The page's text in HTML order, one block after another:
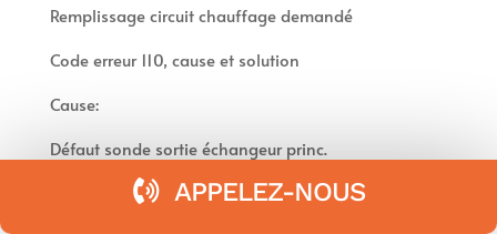
Remplissage circuit chauffage demandé
Code erreur 110, cause et solution
Cause:
Défaut sonde sortie échangeur princ.
Code erreur 112, cause et solution
APPELEZ-NOUS